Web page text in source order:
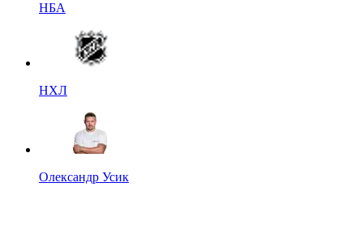
НБА
НХЛ
Олександр Усик